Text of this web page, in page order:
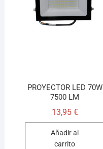
PROYECTOR LED 70W
7500 LM
13,95 €
Añadir al
carrito